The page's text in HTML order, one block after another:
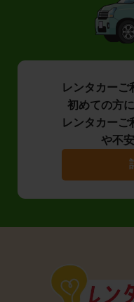
レンタカーご
初めての方
レンタカーご
や不